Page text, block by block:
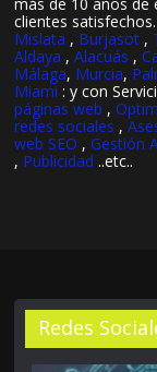
clientes
Mislata , Burjasot ,
Aldaya ,Alacuás ,
Málaga, Murcia,
Miami : y con
páginas web ,
redes sociales ,
web SEO ,Gestión
, Publicidad ..etc..
Redes